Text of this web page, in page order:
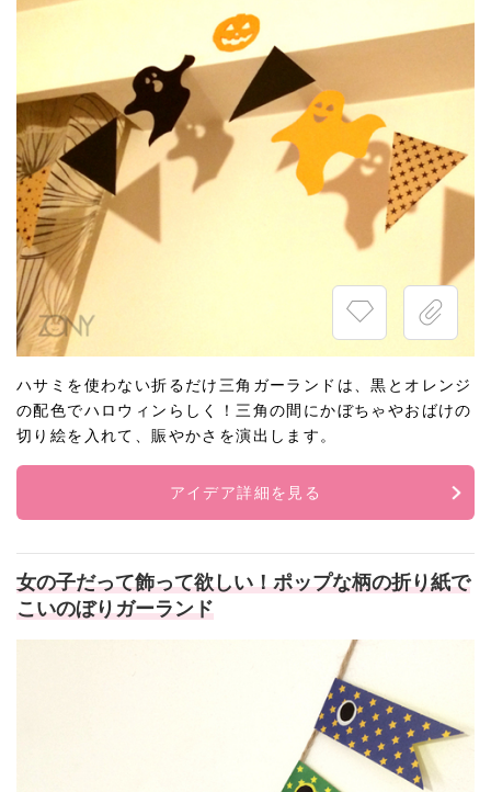
ハサミを使わない折るだけ三角ガーランドは、黒とオレンジ
の配色でハロウィンらしく！三角の間にかぼちゃやおばけの
切り絵を入れて、賑やかさを演出します。
アイデア詳細を見る
女の子だって飾って欲しい！ポップな柄の折り紙で
こいのぼりガーランド